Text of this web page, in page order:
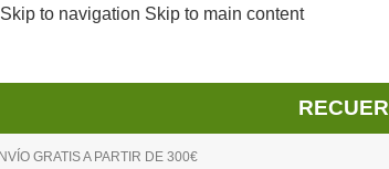
Skip to navigation Skip to main content
GRATIS A PARTIR DE 300€